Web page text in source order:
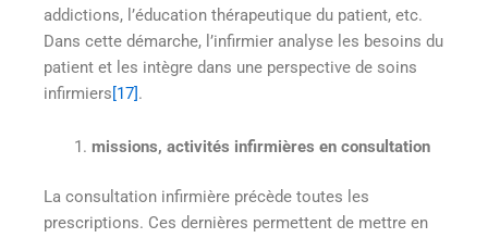
addictions, l’éducation thérapeutique du patient, etc.
Dans cette démarche, l’infirmier analyse les besoins du
patient et les intègre dans une perspective de soins
infirmiers[17].
missions, activités infirmières en consultation
La consultation infirmière précède toutes les
prescriptions. Ces dernières permettent de mettre en